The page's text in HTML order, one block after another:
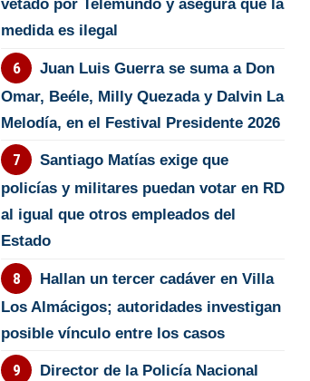
vetado por Telemundo y asegura que la
medida es ilegal
Juan Luis Guerra se suma a Don
Omar, Beéle, Milly Quezada y Dalvin La
Melodía, en el Festival Presidente 2026
Santiago Matías exige que
policías y militares puedan votar en RD
al igual que otros empleados del
Estado
Hallan un tercer cadáver en Villa
Los Almácigos; autoridades investigan
posible vínculo entre los casos
Director de la Policía Nacional